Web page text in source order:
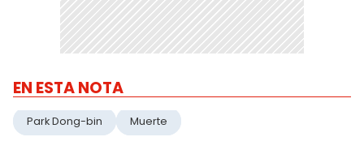
EN ESTA NOTA
Park Dong-bin Muerte